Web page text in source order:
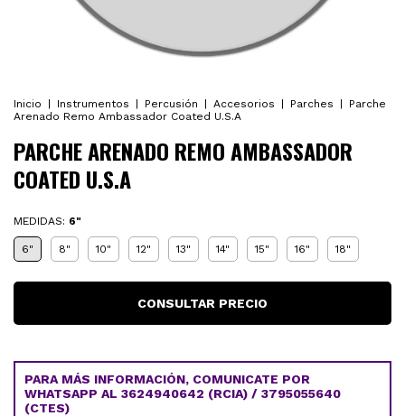
Inicio Instrumentos Percusión Accesorios Parches
Parche
Arenado Remo Ambassador Coated U.S.A
PARCHE ARENADO REMO AMBASSADOR
COATED U.S.A
MEDIDAS: 6"
6" 8" 10" 12" 13" 14" 15" 16" 18"
PARA MÁS INFORMACIÓN, COMUNICATE POR
WHATSAPP AL 3624940642 (RCIA) / 3795055640
(CTES)